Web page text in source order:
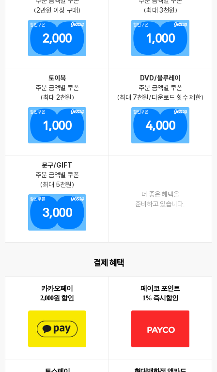
(2만원 이상 구매)
할인쿠폰
2,000
(최대 3천원)
할인쿠폰
1,000
토이북
주문 금액별 쿠폰
(최대 2천원)
할인쿠폰
1,000
DVD/블루레이
주문 금액별 쿠폰
(최대 7천원/다운로드 횟수 제한)
할인쿠폰
4,000
문구/GIFT
주문 금액별 쿠폰
(최대 5천원)
할인쿠폰
3,000
더 좋은 혜택을
준비하고 있습니다.
결제 혜택
카카오페이
2,000원 할인
페이코 포인트
1% 즉시할인